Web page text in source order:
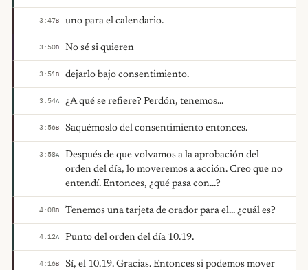
3:47B uno para el calendario.
3:50D No sé si quieren
3:51B dejarlo bajo consentimiento.
3:54A ¿A qué se refiere? Perdón, tenemos...
3:56B Saquémoslo del consentimiento entonces.
3:58A
Después de que volvamos a la aprobación del
orden del día, lo moveremos a acción. Creo que no
entendí. Entonces, ¿qué pasa con...?
4:08B Tenemos una tarjeta de orador para el... ¿cuál es?
4:12A Punto del orden del día 10.19.
4:16B
Sí, el 10.19. Gracias. Entonces si podemos mover